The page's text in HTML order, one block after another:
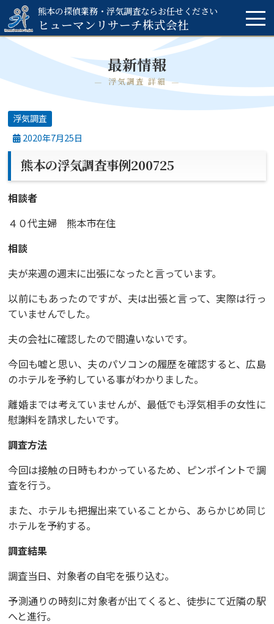
熊本の探偵業務・浮気調査ならお任せください
ヒューマンリサーチ株式会社
最新情報
浮気調査 詳細
浮気調査
2020年7月25日
熊本の浮気調査事例200725
相談者
４０代主婦 熊本市在住
相談
夫が来週の週末に出張になったと言っています。
以前にもあったのですが、夫は出張と言って、実際は行っ
ていませんでした。
夫の会社に確認したので間違いないです。
今回も嘘と思い、夫のパソコンの履歴を確認すると、広島
のホテルを予約している事がわかりました。
離婚までは考えていませんが、最低でも浮気相手の女性に
慰謝料を請求したいです。
調査方法
今回は接触の日時もわかっているため、ピンポイントで調
査を行う。
また、ホテルも把握出来ていることから、あらかじめ同じ
ホテルを予約する。
調査結果
調査当日、対象者の自宅を張り込む。
予測通りの時刻に対象者が出てくると、徒歩にて近隣の駅
へと進行。